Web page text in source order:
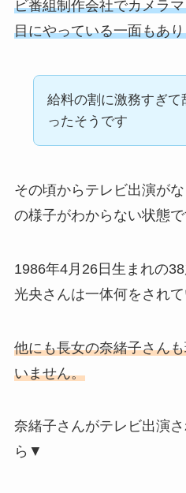
ビ番組制作会社でカメラ
目にやっている一面もあ
給料の割に激務すぎて
ったそうです
その頃からテレビ出演が
の様子がわからない状態で
1986年4月26日生まれの
光央さんは一体何をされて
他にも長女の奈緒子さん
いません。
奈緒子さんがテレビ出演
ら▼